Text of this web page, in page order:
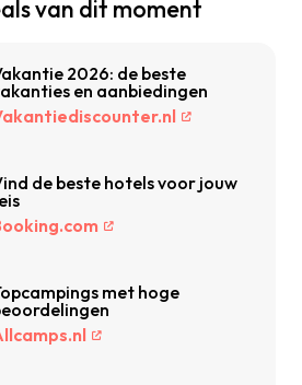
van dit moment
2026: de beste
en aanbiedingen
de beste hotels voor jouw
met hoge